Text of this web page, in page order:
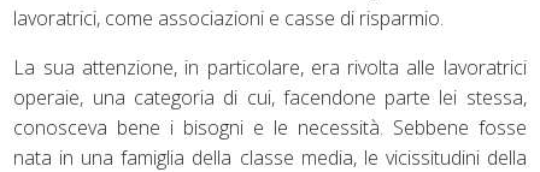
lavoratrici, come associazioni e casse di risparmio.
La sua attenzione, in particolare, era rivolta alle lavoratrici
operaie, una categoria di cui, facendone parte lei stessa,
conosceva bene i bisogni e le necessità. Sebbene fosse
nata in una famiglia della classe media, le vicissitudini della